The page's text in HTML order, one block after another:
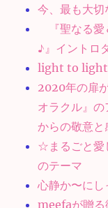
今、最も大切
『聖なる愛
♪』イントロ
light to light
2020年の扉
オラクル』
からの敬意と
☆まるごと
のテーマ
心静か〜に
meefaが贈る